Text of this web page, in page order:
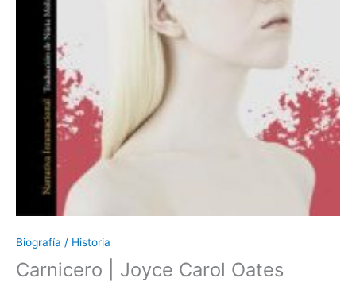
Biografía / Historia
Carnicero | Joyce Carol Oates